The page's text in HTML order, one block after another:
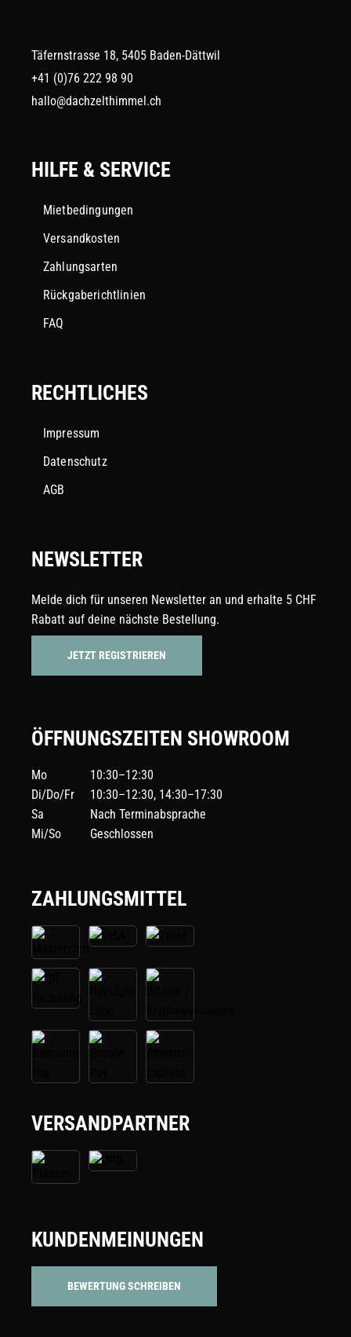
Täfernstrasse 18, 5405 Baden-Dättwil
+41 (0)76 222 98 90
hallo@dachzelthimmel.ch
HILFE & SERVICE
Mietbedingungen
Versandkosten
Zahlungsarten
Rückgaberichtlinien
FAQ
RECHTLICHES
Impressum
Datenschutz
AGB
NEWSLETTER
Melde dich für unseren Newsletter an und erhalte 5 CHF
Rabatt auf deine nächste Bestellung.
JETZT REGISTRIEREN
ÖFFNUNGSZEITEN SHOWROOM
Mo
10:30–12:30
Di/Do/Fr
10:30–12:30, 14:30–17:30
Sa
Nach Terminabsprache
Mi/So
Geschlossen
ZAHLUNGSMITTEL
VERSANDPARTNER
KUNDENMEINUNGEN
BEWERTUNG SCHREIBEN